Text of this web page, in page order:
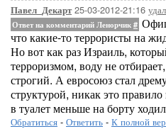
Павел_Декарт25-03-2012-21:16
Ответ на комментарий Ленорчик #
что какие-то террористы на
Но вот как раз Израиль,
терроризмом, воду не
строгий. А евросоюз стал
структурой, никак это
в туалет меньше на борту
Обратиться - Ответить - К полной